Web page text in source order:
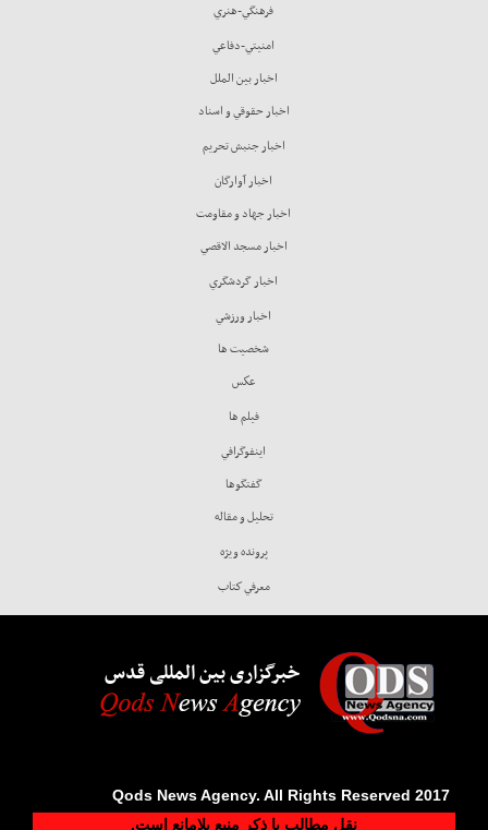
فرهنگي-هنري
امنيتي-دفاعي
اخبار بين الملل
اخبار حقوقي و اسناد
اخبار جنبش تحريم
اخبار آوارگان
اخبار جهاد و مقاومت
اخبار مسجد الاقصي
اخبار گردشگري
اخبار ورزشي
شخصيت ها
عكس
فيلم ها
اينفوگرافي
گفتگوها
تحليل و مقاله
پرونده ويژه
معرفي كتاب
خبرگزاری بین المللی قدس
2017 Qods News Agency. All Rights Reserved
نقل مطالب با ذکر منبع بلامانع است.